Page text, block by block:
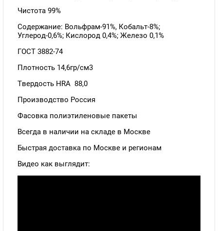
Чистота 99%
Содержание: Вольфрам-91%, Кобальт-8%;
Углерод-0,6%; Кислород 0,4%; Железо 0,1%
ГОСТ 3882-74
Плотность 14,6гр/см3
Твердость HRA 88,0
Производство Россия
Фасовка полиэтиленовые пакеты
Всегда в наличии на складе в Москве
Быстрая доставка по Москве и регионам
Видео как выглядит: